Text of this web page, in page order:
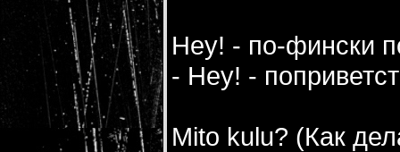
Hey! - по-фински
- Hey! -
Mito kulu? (Как